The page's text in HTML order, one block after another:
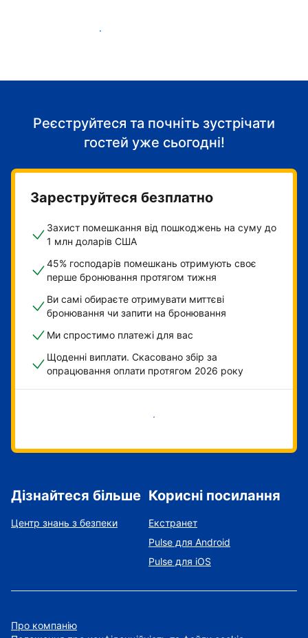
Розпочніть приймати гостей
Реєструйтеся та почніть зустрічати
гостей уже сьогодні!
Зареструйтеся безплатно
Захист помешкання від пошкоджень на суму до
1 млн доларів США
45% господарів помешкань отримують своє
перше бронювання протягом тижня
Ви самі обираєте отримувати миттєві
бронювання чи запити на бронювання
Ми спростимо платежі для вас
Щоденні виплати. Скасовано збір за
опрацювання оплати протягом 2026 року
Розпочати зараз
Дізнайтеся більше
Центр знань з безпеки
Корисні посилання
Екстранет
Pulse для Android
Pulse для iOS
Про компанію